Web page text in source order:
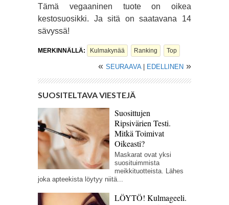
Tämä vegaaninen tuote on oikea
kestosuosikki. Ja sitä on saatavana 14
sävyssä!
MERKINNÄLLÄ: Kulmakynää Ranking Top
« SEURAAVA EDELLINEN »
SUOSITELTAVA VIESTEJÄ
Suosittujen
Ripsivärien Testi.
Mitkä Toimivat
Oikeasti?
Maskarat ovat yksi
suosituimmista
meikkituotteista. Lähes
joka apteekista löytyy niitä...
LÖYTÖ! Kulmageeli.